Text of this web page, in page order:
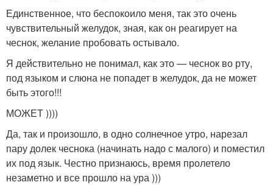
Единственное, что беспокоило меня, так это очень
чувствительный желудок, зная, как он реагирует на
чеснок, желание пробовать остывало.
Я действительно не понимал, как это — чеснок во рту,
под языком и слюна не попадет в желудок, да не может
быть этого!!!
МОЖЕТ ))))
Да, так и произошло, в одно солнечное утро, нарезал
пару долек чеснока (начинать надо с малого) и поместил
их под язык. Честно признаюсь, время пролетело
незаметно и все прошло на ура )))